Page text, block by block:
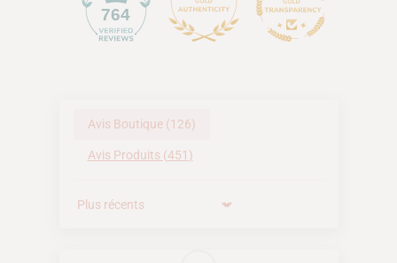
764
Avis Boutique (126)
Avis Produits (451)
Sort by